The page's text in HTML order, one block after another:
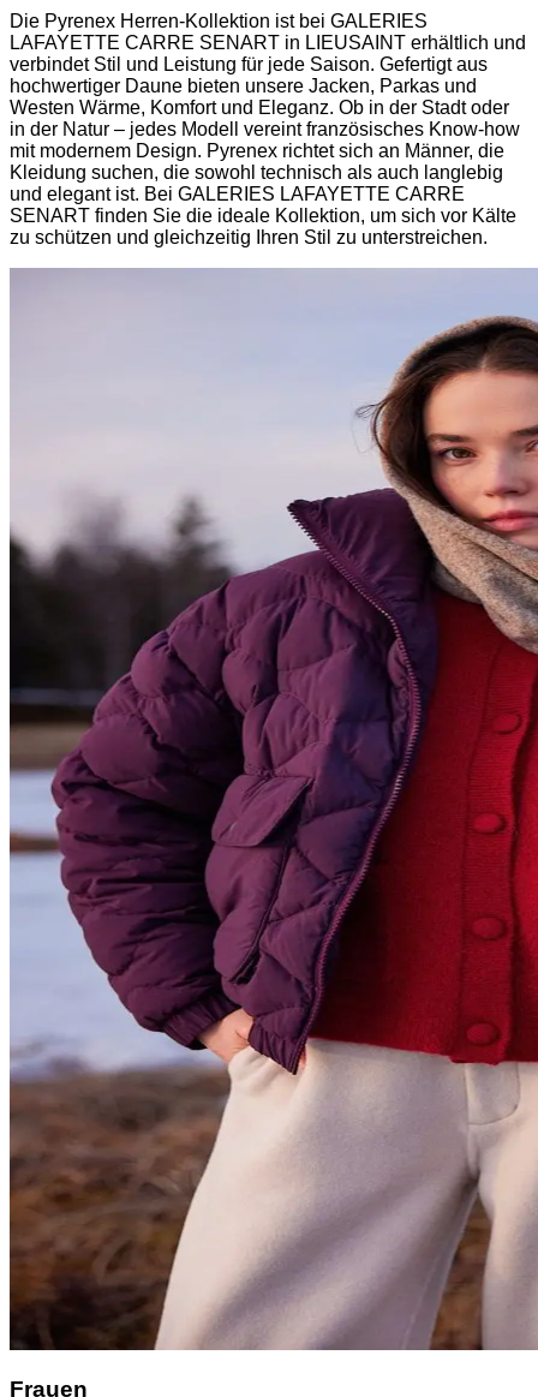
Die Pyrenex Herren-Kollektion ist bei GALERIES
LAFAYETTE CARRE SENART in LIEUSAINT erhältlich und
verbindet Stil und Leistung für jede Saison. Gefertigt aus
hochwertiger Daune bieten unsere Jacken, Parkas und
Westen Wärme, Komfort und Eleganz. Ob in der Stadt oder
in der Natur – jedes Modell vereint französisches Know-how
mit modernem Design. Pyrenex richtet sich an Männer, die
Kleidung suchen, die sowohl technisch als auch langlebig
und elegant ist. Bei GALERIES LAFAYETTE CARRE
SENART finden Sie die ideale Kollektion, um sich vor Kälte
zu schützen und gleichzeitig Ihren Stil zu unterstreichen.
Frauen